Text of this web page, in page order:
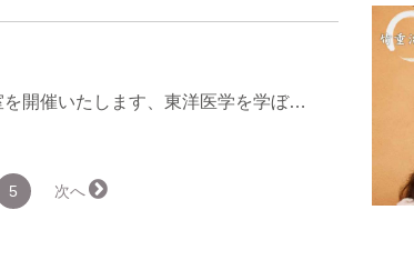
開催いたします、東洋医学を学ぼ…
5 次へ →